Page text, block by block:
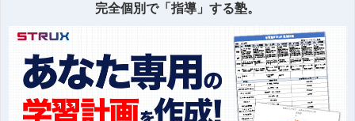
完全個別で「指導」する塾。